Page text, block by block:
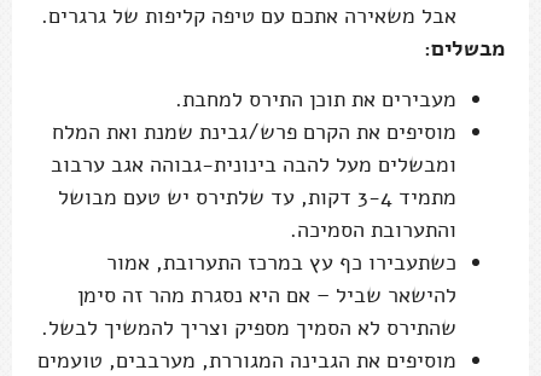
אבל משאירה אתכם עם טיפה קליפות של גרגרים.
מבשלים:
מעבירים את תוכן התירס למחבת.
מוסיפים את הקרם פרש/גבינת שמנת ואת המלח
ומבשלים מעל להבה בינונית-גבוהה אגב ערבוב
מתמיד 3-4 דקות, עד שלתירס יש טעם מבושל
והתערובת הסמיכה.
כשתעבירו כף עץ במרכז התערובת, אמור
להישאר שביל – אם היא נסגרת מהר זה סימן
שהתירס לא הסמיך מספיק וצריך להמשיך לבשל.
מוסיפים את הגבינה המגוררת, מערבבים, טועמים